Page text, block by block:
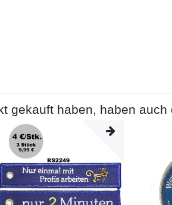
gekauft haben, haben